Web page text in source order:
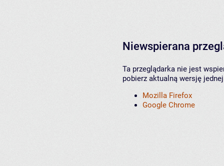
Niewspierana
Ta przeglądarka nie jest
pobierz aktualną wersję
Mozilla Firefox
Google Chrome